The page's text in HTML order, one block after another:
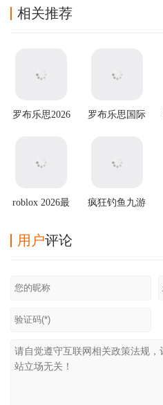
相关推荐
罗布乐思2026
罗布乐思国际
roblox 2026最
疯狂钓鱼九游
用户评论